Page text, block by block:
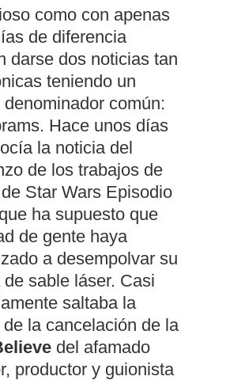
como con apenas
de diferencia
darse dos noticias tan
teniendo un
denominador común:
Hace unos días
la noticia del
de los trabajos de
Star Wars Episodio
ha supuesto que
de gente haya
a desempolvar su
de sable láser. Casi
saltaba la
la cancelación de la
del afamado
productor y guionista